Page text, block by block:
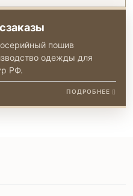
пошив
одежды для
РФ.
ПОДРОБНЕЕ